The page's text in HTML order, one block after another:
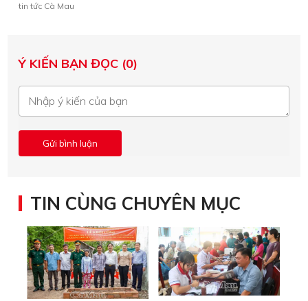
tin tức Cà Mau
Ý KIẾN BẠN ĐỌC (0)
TIN CÙNG CHUYÊN MỤC